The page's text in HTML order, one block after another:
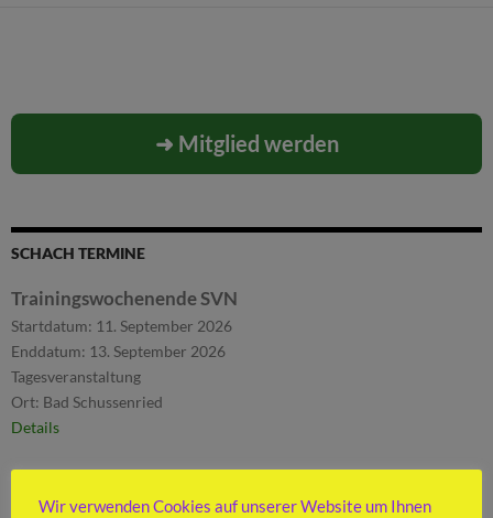
➜ Mitglied werden
SCHACH TERMINE
Trainingswochenende SVN
Startdatum: 11. September 2026
Enddatum: 13. September 2026
Tagesveranstaltung
Ort: Bad Schussenried
Details
Wir verwenden Cookies auf unserer Website um Ihnen